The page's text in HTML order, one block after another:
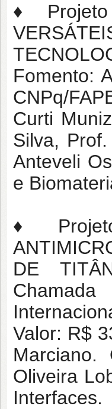
♦ Projeto
Fomento:
CNPq/
Curti
Silva,
Anteveli
e
♦
DE
Valor: R$
Oliveira
Interfaces.